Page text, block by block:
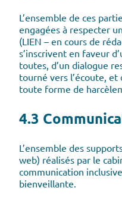
L’ensemble de ces
engagées à respecter
(LIEN – en cours de
s’inscrivent en faveur
toutes, d’un dialogue
tourné vers l’écoute,
toute forme de
4.3
L’ensemble des
web) réalisés par le
communication
bienveillante.